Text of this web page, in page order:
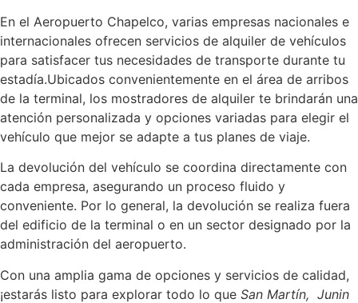
En el Aeropuerto Chapelco, varias empresas nacionales e
internacionales ofrecen servicios de alquiler de vehículos
para satisfacer tus necesidades de transporte durante tu
estadía.Ubicados convenientemente en el área de arribos
de la terminal, los mostradores de alquiler te brindarán una
atención personalizada y opciones variadas para elegir el
vehículo que mejor se adapte a tus planes de viaje.
La devolución del vehículo se coordina directamente con
cada empresa, asegurando un proceso fluido y
conveniente. Por lo general, la devolución se realiza fuera
del edificio de la terminal o en un sector designado por la
administración del aeropuerto.
Con una amplia gama de opciones y servicios de calidad,
¡estarás listo para explorar todo lo que San Martín, Junin